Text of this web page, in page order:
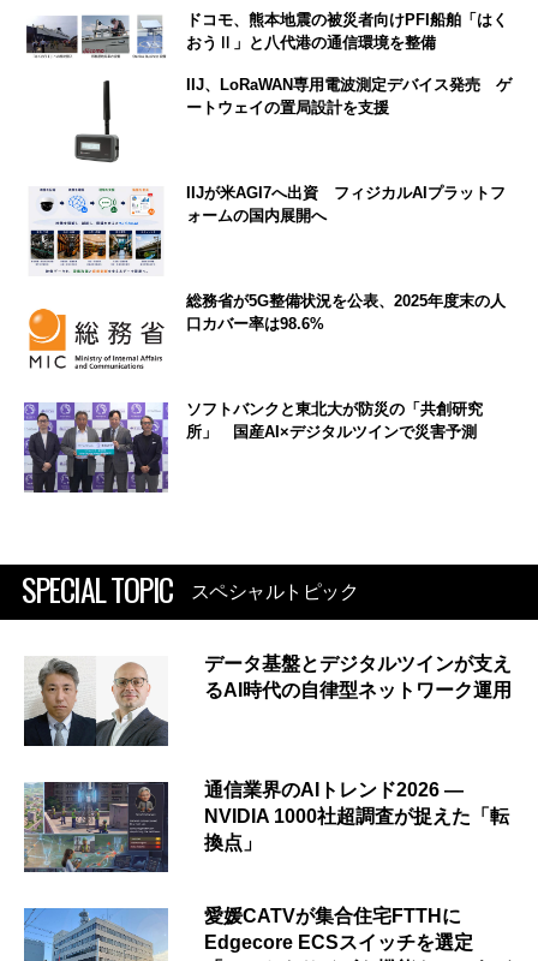
ドコモ、熊本地震の被災者向けPFI船舶「はく
おうⅡ」と八代港の通信環境を整備
IIJ、LoRaWAN専用電波測定デバイス発売 ゲ
ートウェイの置局設計を支援
IIJが米AGI7へ出資 フィジカルAIプラットフ
ォームの国内展開へ
総務省が5G整備状況を公表、2025年度末の人
口カバー率は98.6%
ソフトバンクと東北大が防災の「共創研究
所」 国産AI×デジタルツインで災害予測
SPECIAL TOPIC スペシャルトピック
データ基盤とデジタルツインが支え
るAI時代の自律型ネットワーク運用
通信業界のAIトレンド2026 ―
NVIDIA 1000社超調査が捉えた「転
換点」
愛媛CATVが集合住宅FTTHに
Edgecore ECSスイッチを選定